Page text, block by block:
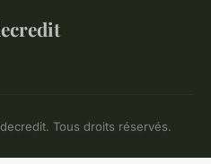
Tous droits réservés.